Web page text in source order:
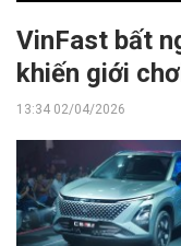
VinFast bất
khiến giới
13:34 02/04/2026